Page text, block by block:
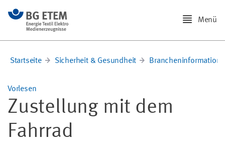
Menü
Startseite Sicherheit & Gesundheit
Vorlesen
Zustellung mit dem
Fahrrad